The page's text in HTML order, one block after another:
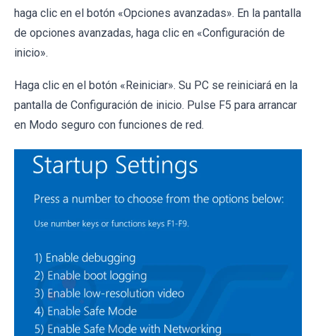
haga clic en el botón «Opciones avanzadas». En la pantalla
de opciones avanzadas, haga clic en «Configuración de
inicio».
Haga clic en el botón «Reiniciar». Su PC se reiniciará en la
pantalla de Configuración de inicio. Pulse F5 para arrancar
en Modo seguro con funciones de red.